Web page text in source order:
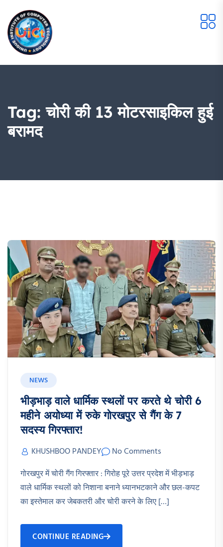
Tag:चोरी की 13 मोटरसाइकिल हुई
बरामद
NEWS
भीड़भाड़ वाले धार्मिक स्थलों पर करते थे चोरी 6
महीने अयोध्या में रुके गोरखपुर से गैंग के 7
सदस्य गिरफ्तार!
KHUSHBOO PANDEY
No Comments
गोरखपुर में चोरी गैंग गिरफ्तार : गिरोह पूरे उत्तर प्रदेश में भीड़भाड़
वाले धार्मिक स्थलों को निशाना बनाने ध्यानभटकाने और छल-कपट
का इस्तेमाल कर जेबकतरी और चोरी करने के लिए […]
CONTINUE READING